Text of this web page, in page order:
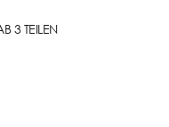
3 TEILEN